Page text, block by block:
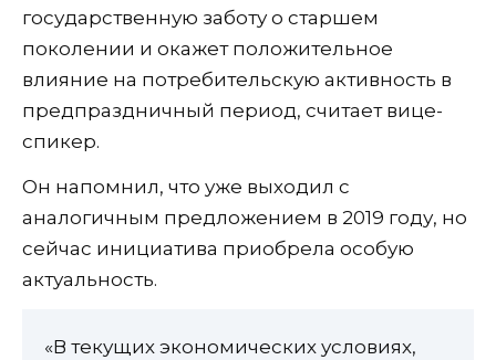
государственную заботу о старшем
поколении и окажет положительное
влияние на потребительскую активность в
предпраздничный период, считает вице-
спикер.
Он напомнил, что уже выходил с
аналогичным предложением в 2019 году, но
сейчас инициатива приобрела особую
актуальность.
«В текущих экономических условиях,